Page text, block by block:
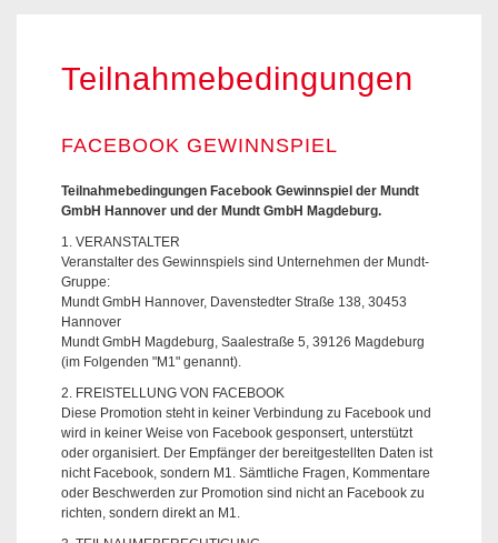
Teilnahmebedingungen
FACEBOOK GEWINNSPIEL
Teilnahmebedingungen Facebook Gewinnspiel der Mundt
GmbH Hannover und der Mundt GmbH Magdeburg.
1. VERANSTALTER
Veranstalter des Gewinnspiels sind Unternehmen der Mundt-
Gruppe:
Mundt GmbH Hannover, Davenstedter Straße 138, 30453
Hannover
Mundt GmbH Magdeburg, Saalestraße 5, 39126 Magdeburg
(im Folgenden "M1" genannt).
2. FREISTELLUNG VON FACEBOOK
Diese Promotion steht in keiner Verbindung zu Facebook und
wird in keiner Weise von Facebook gesponsert, unterstützt
oder organisiert. Der Empfänger der bereitgestellten Daten ist
nicht Facebook, sondern M1. Sämtliche Fragen, Kommentare
oder Beschwerden zur Promotion sind nicht an Facebook zu
richten, sondern direkt an M1.